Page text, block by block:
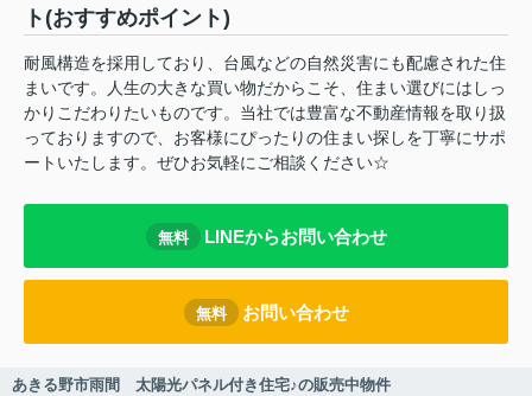
ト(おすすめポイント)
耐風構造を採用しており、台風などの自然災害にも配慮された住
まいです。人生の大きな買い物だからこそ、住まい選びにはしっ
かりこだわりたいものです。当社では豊富な不動産情報を取り扱
っておりますので、お客様にぴったりの住まい探しを丁寧にサポ
ートいたします。ぜひお気軽にご相談ください☆
無料 LINEからお問い合わせ
無料 お問い合わせ
あきる野市雨間 太陽光パネル付き住宅♪の販売中物件